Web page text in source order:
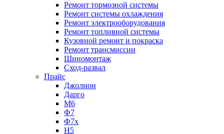
Ремонт тормозной системы
Ремонт системы охлаждения
Ремонт электрооборудования
Ремонт топливной системы
Кузовной ремонт и покраска
Ремонт трансмиссии
Шиномонтаж
Сход-развал
Прайс
Джолион
Дарго
М6
Ф7
Ф7х
Н5